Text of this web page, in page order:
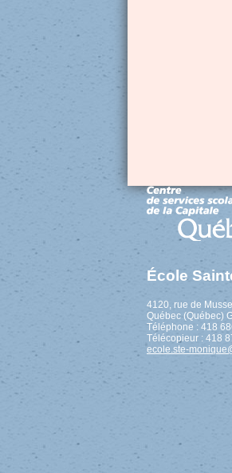
École
4120, rue de
Québec (Québec)
Téléphone : 418
Télécopieur : 418
ecole.ste-